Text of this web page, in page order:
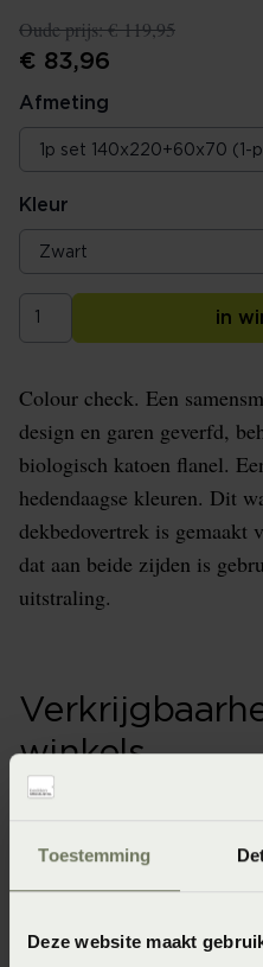
Toestemming
Deze website maakt
Oude prijs:€ 119,95
€ 83,96
Afmeting
Kleur
in
Colour check. Een
design en garen geverfd,
biologisch katoen flanel.
hedendaagse kleuren. Dit
dekbedovertrek is gemaakt
dat aan beide zijden is
uitstraling.
winkels
Onze webshopproducten
Informeer dan eerst naar de